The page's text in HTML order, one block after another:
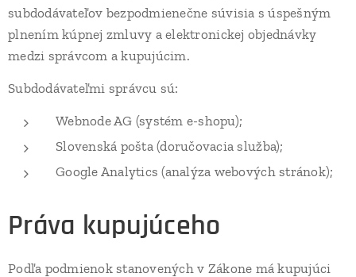
subdodávateľov bezpodmienečne súvisia s úspešným
plnením kúpnej zmluvy a elektronickej objednávky
medzi správcom a kupujúcim.
Subdodávateľmi správcu sú:
Webnode AG (systém e-shopu);
Slovenská pošta (doručovacia služba);
Google Analytics (analýza webových stránok);
Práva kupujúceho
Podľa podmienok stanovených v Zákone má kupujúci